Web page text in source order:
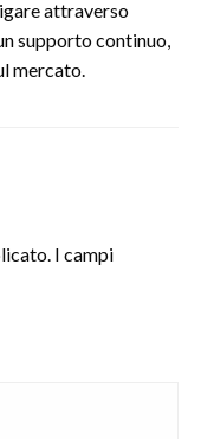
attraverso
supporto continuo,
mercato.
I campi